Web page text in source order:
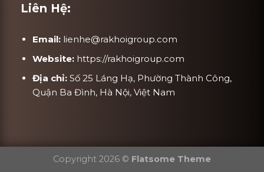
Liên Hệ:
Email: lienhe@rakhoigroup.com
Website: https://rakhoigroup.com
Địa chỉ: Số 25 Láng Hạ, Phường Thành Công,
Quận Ba Đình, Hà Nội, Việt Nam
Copyright 2026 © Flatsome Theme